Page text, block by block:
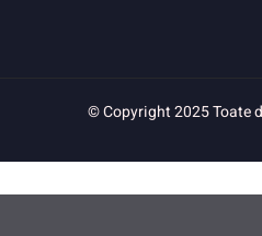
© Copyright 2025 Toate